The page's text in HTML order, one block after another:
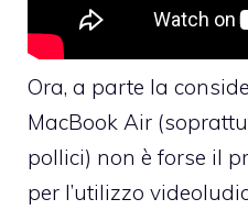
Ora, a parte la
MacBook Air
pollici) non è forse il
per l’utilizzo